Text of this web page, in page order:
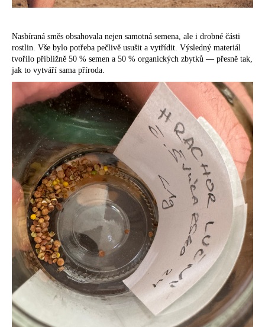
Nasbíraná směs obsahovala nejen samotná semena, ale i drobné části
rostlin. Vše bylo potřeba pečlivě usušit a vytřídit. Výsledný materiál
tvořilo přibližně 50 % semen a 50 % organických zbytků — přesně tak,
jak to vytváří sama příroda.